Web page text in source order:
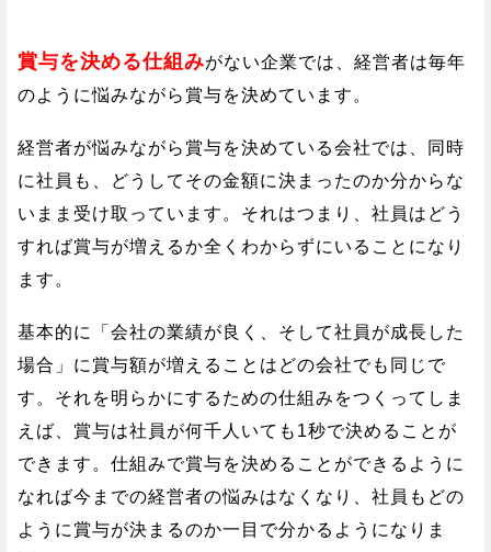
賞与を決める仕組みがない企業では、経営者は毎年
のように悩みながら賞与を決めています。
経営者が悩みながら賞与を決めている会社では、同時
に社員も、どうしてその金額に決まったのか分からな
いまま受け取っています。それはつまり、社員はどう
すれば賞与が増えるか全くわからずにいることになり
ます。
基本的に「会社の業績が良く、そして社員が成長した
場合」に賞与額が増えることはどの会社でも同じで
す。それを明らかにするための仕組みをつくってしま
えば、賞与は社員が何千人いても1秒で決めることが
できます。仕組みで賞与を決めることができるように
なれば今までの経営者の悩みはなくなり、社員もどの
ように賞与が決まるのか一目で分かるようになりま